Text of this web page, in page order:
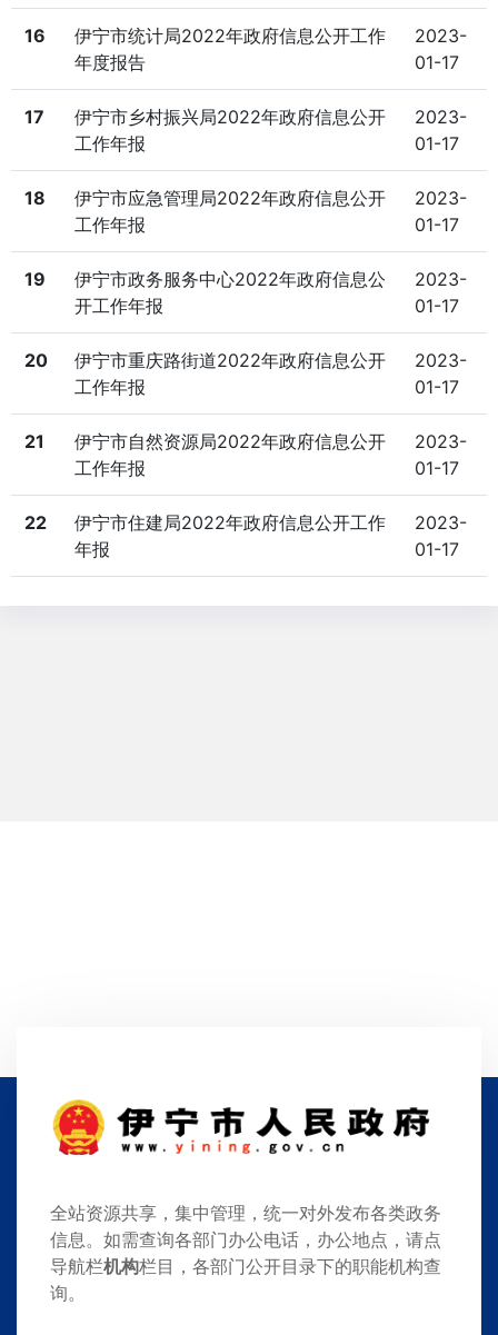
16
伊宁市统计局2022年政府信息公开工作
年度报告
2023-
01-17
17
伊宁市乡村振兴局2022年政府信息公开
工作年报
2023-
01-17
18
伊宁市应急管理局2022年政府信息公开
工作年报
2023-
01-17
19
伊宁市政务服务中心2022年政府信息公
开工作年报
2023-
01-17
20
伊宁市重庆路街道2022年政府信息公开
工作年报
2023-
01-17
21
伊宁市自然资源局2022年政府信息公开
工作年报
2023-
01-17
22
伊宁市住建局2022年政府信息公开工作
年报
2023-
01-17
全站资源共享，集中管理，统一对外发布各类政务
信息。如需查询各部门办公电话，办公地点，请点
导航栏机构栏目，各部门公开目录下的职能机构查
询。